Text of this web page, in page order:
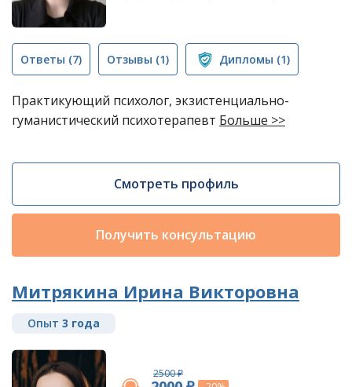
Ответы (7) Отзывы (1) Дипломы (1)
Практикующий психолог, экзистенциально-
гуманистический психотерапевт Больше >>
Смотреть профиль
Получить консультацию
Митрякина Ирина Викторовна
Опыт 3 года
2500 ₽